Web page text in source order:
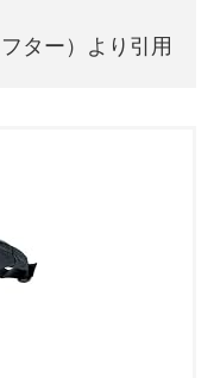
ター）より引用